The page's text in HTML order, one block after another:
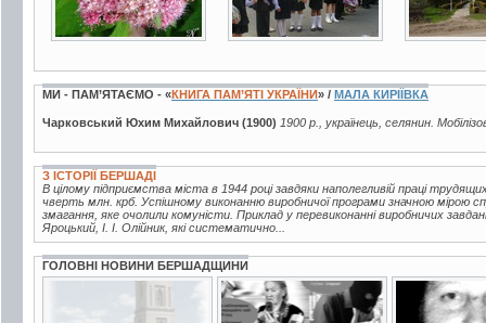
МИ - ПАМ’ЯТАЄМО - «КНИГА ПАМ’ЯТІ УКРАЇНИ» / МАЛА КИРІЇВКА
Чарковський Юхим Михайлович (1900) 1900 р., українець, селянин.
З ІСТОРІЇ БЕРШАДІ
В цілому підприємства міста в 1944 році завдяки наполегливій праці
чверть млн. крб. Успішному виконанню виробничої програми значною мірою
змагання, яке очолили комуністи. Приклад у перевиконанні виробничих
Яроцький, І. І. Олійник, які систематично...
ГОЛОВНІ НОВИНИ БЕРШАДЩИНИ